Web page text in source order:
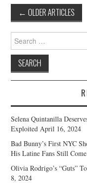
Post
navigation
← OLDER ARTICLES
Search
for:
Selena Quintanilla
Exploited April 16, 2024
Bad Bunny’s First NYC
His Latine Fans Still
Olivia Rodrigo’s “Guts”
8, 2024